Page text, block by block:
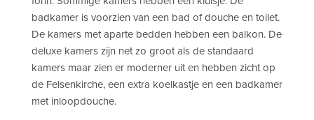
badkamer is voorzien van een bad of douche en toilet.
De kamers met aparte bedden hebben een balkon. De
deluxe kamers zijn net zo groot als de standaard
kamers maar zien er moderner uit en hebben zicht op
de Felsenkirche, een extra koelkastje en een badkamer
met inloopdouche.